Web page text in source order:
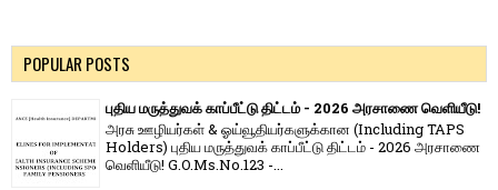
POPULAR POSTS
புதிய மருத்துவக் காப்பீட்டு திட்டம் - 2026 அரசாணை வெளியீடு!
அரசு ஊழியர்கள் & ஓய்வூதியர்களுக்கான (Including TAPS
Holders) புதிய மருத்துவக் காப்பீட்டு திட்டம் - 2026 அரசாணை
வெளியீடு! G.O.Ms.No.123 -...